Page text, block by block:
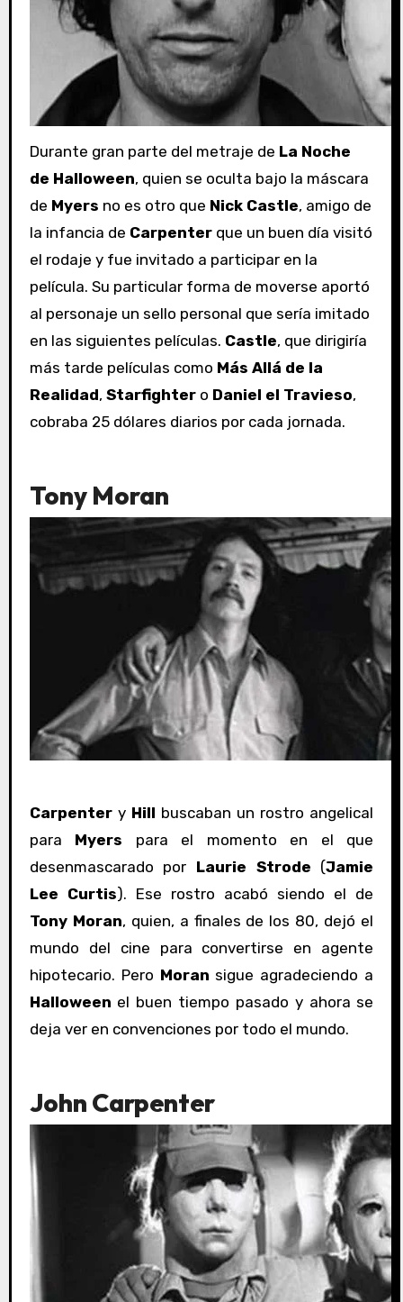
Durante gran parte del metraje de La Noche
de Halloween, quien se oculta bajo la máscara
de Myers no es otro que Nick Castle, amigo de
la infancia de Carpenterque un buen día visitó
el rodaje y fue invitado a participar en la
película. Su particular forma de moverse aportó
al personaje un sello personal que sería imitado
en las siguientes películas. Castle, que dirigiría
más tarde películas como Más Allá de la
Realidad, Starfightero Daniel el Travieso,
cobraba 25 dólares diarios por cada jornada.
Tony Moran
Carpentery Hill buscaban un rostro angelical
para Myers para el momento en el que
desenmascarado por Laurie Strode (Jamie
Lee Curtis). Ese rostro acabó siendo el de
Tony Moran, quien, a finales de los 80, dejó el
mundo del cine para convertirse en agente
hipotecario. Pero Moran sigue agradeciendo a
Halloween el buen tiempo pasado y ahora se
deja ver en convenciones por todo el mundo.
John Carpenter